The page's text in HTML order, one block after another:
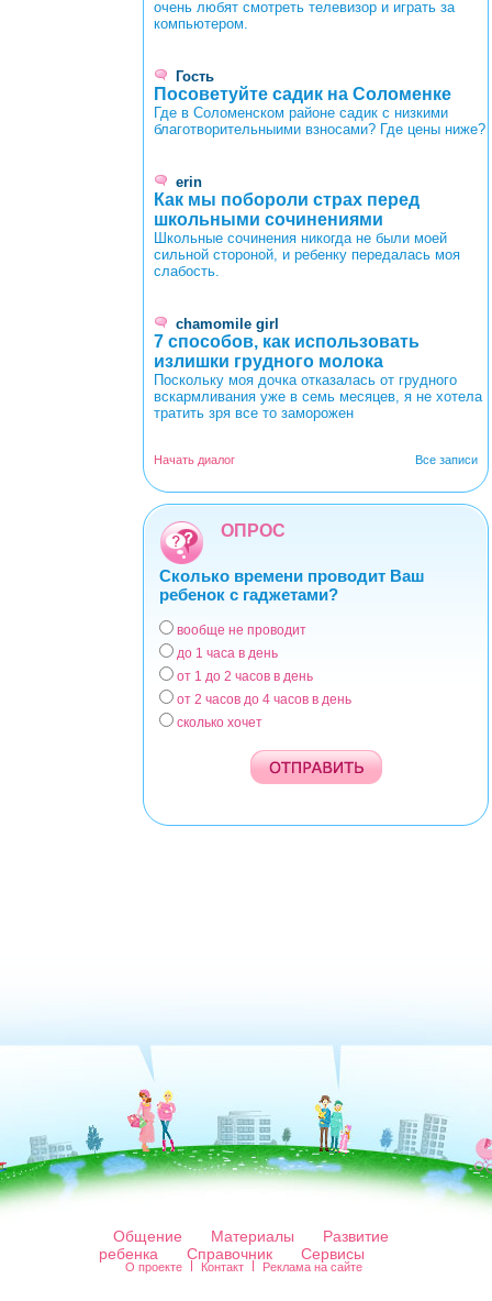
очень любят смотреть телевизор и играть за
компьютером.
Гость
Посоветуйте садик на Соломенке
Где в Соломенском районе садик с низкими
благотворительныими взносами? Где цены ниже?
erin
Как мы побороли страх перед
школьными сочинениями
Школьные сочинения никогда не были моей
сильной стороной, и ребенку передалась моя
слабость.
chamomile girl
7 способов, как использовать
излишки грудного молока
Поскольку моя дочка отказалась от грудного
вскармливания уже в семь месяцев, я не хотела
тратить зря все то заморожен
Все записи
Начать диалог
ОПРОС
Сколько времени проводит Ваш
ребенок с гаджетами?
Варианты
вообще не проводит
до 1 часа в день
от 1 до 2 часов в день
от 2 часов до 4 часов в день
сколько хочет
Общение Материалы
Развитие
ребенка
Справочник Сервисы
О проекте Контакт Реклама на сайте